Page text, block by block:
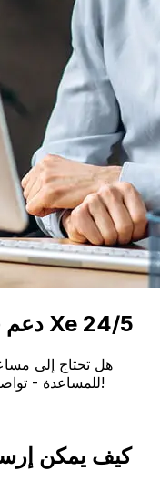
دعم خبراء النقل العالمي للخبراء Xe 24/5
هل تحتاج إلى
للمساعدة - تواصل معنا اليوم للحصول على دعم مخصص!
كيف يمكن